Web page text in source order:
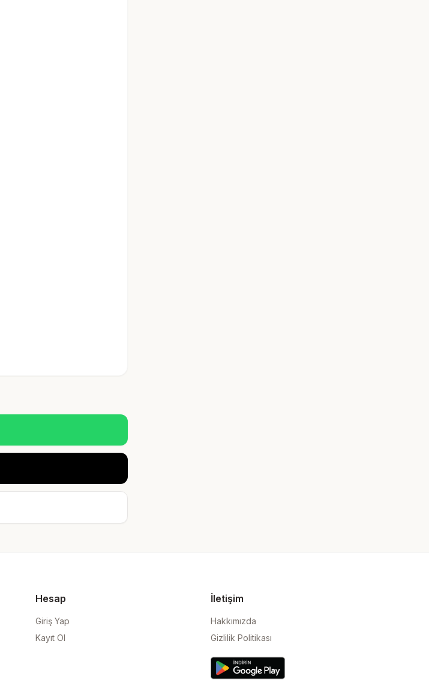
Hesap
Giriş Yap
Kayıt Ol
İletişim
Hakkımızda
Gizlilik Politikası